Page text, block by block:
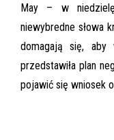
May – w
niewybredne słowa
domagają się,
przedstawiła plan
pojawić się wniosek